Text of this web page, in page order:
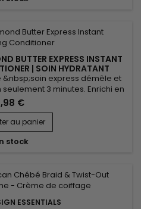
BUTTER EXPRESS INSTANT
| SOIN HYDRATANT
|306G express démêle et
3 minutes. Enrichi en
Almond Butter Express
&nbsp;pénètre en
l’hydratation, renforcer la
Ce revitalisant capillaire est
pour...
€
au panier
stock
ESSENTIALS